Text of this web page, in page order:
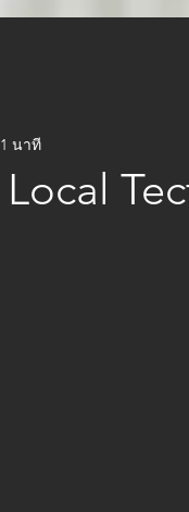
นาที